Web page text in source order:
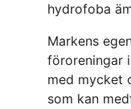
hydrofoba
Markens
föroreningar
med mycket
som kan